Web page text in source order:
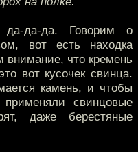
да-да. Говорим о
вот есть находка
внимание, что кремень
вот кусочек свинца.
камень, и чтобы
свинцовые
даже берестяные